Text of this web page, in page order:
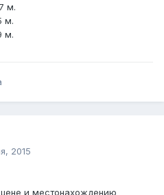
м.
м.
м.
2015
и местонахождению